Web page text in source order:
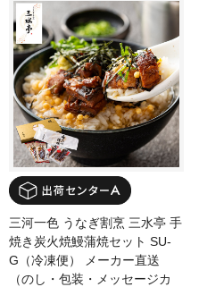
三河一色 うなぎ割烹 三水亭 手
焼き炭火焼鰻蒲焼セット SU-
G（冷凍便） メーカー直送
（のし・包装・メッセージカ